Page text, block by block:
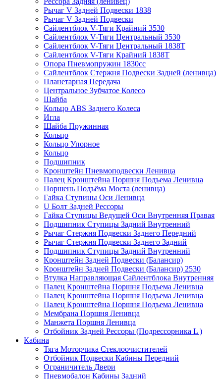
Рычаг V Задней Подвески 1838
Рычаг V Задней Подвески
Сайлентблок V-Тяги Крайний 3530
Сайлентблок V-Тяги Центральный 3530
Сайлентблок V-Тяги Центральный 1838Т
Сайлентблок V-Тяги Крайний 1838Т
Опора Пневмопружин 1830сс
Сайлентблок Стержня Подвески Задней (ленивца)
Планетарная Передача
Центральное Зубчатое Колесо
Шайба
Кольцо ABS Заднего Колеса
Игла
Шайба Пружинная
Кольцо
Кольцо Упорное
Кольцо
Подшипник
Кронштейн Пневмоподвески Ленивца
Палец Кронштейна Поршня Подъема Ленивца
Поршень Подъёма Моста (ленивца)
Гайка Ступицы Оси Ленивца
U Болт Задней Рессоры
Гайка Ступицы Ведущей Оси Внутренняя Правая
Подшипник Ступицы Задний Внутренний
Рычаг Стержня Подвески Заднего Передний
Рычаг Стержня Подвески Заднего Задний
Подшипник Ступицы Задний Внутренний
Кронштейн Задней Подвески (Балансир)
Кронштейн Задней Подвески (Балансир) 2530
Втулка Направляющая Сайлентблока Внутренняя
Палец Кронштейна Поршня Подъема Ленивца
Палец Кронштейна Поршня Подъема Ленивца
Палец Кронштейна Поршня Подъема Ленивца
Мембрана Поршня Ленивца
Манжета Поршня Ленивца
Отбойник Задней Рессоры (Подрессорника L )
Кабина
Тяга Моторчика Стеклоочистителей
Отбойник Подвески Кабины Передний
Ограничитель Двери
Пневмобалон Кабины Задний